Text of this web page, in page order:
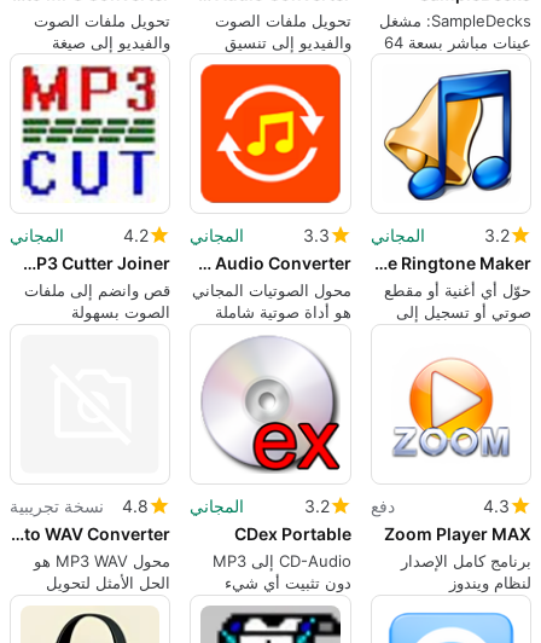
SampleDecks: مشغل
عينات مباشر بسعة 64
فتحة للدي جي
والمذيعين
تحويل ملفات الصوت
والفيديو إلى تنسيق
MP3 و AAC بسهولة
تحويل ملفات الصوت
والفيديو إلى صيغة
MP3/AAC
3.2
المجاني
Free Ringtone Maker
حوّل أي أغنية أو مقطع
صوتي أو تسجيل إلى
نغمة رنين فريدة في
بضع نقرات فقط
3.3
المجاني
DVDVideoMedia Free Audio Converter
محول الصوتيات المجاني
هو أداة صوتية شاملة
وعالية الكفاءة
4.2
المجاني
Free MP3 Cutter Joiner
قص وانضم إلى ملفات
الصوت بسهولة
4.3
دفع
Zoom Player MAX
برنامج كامل الإصدار
لنظام ويندوز
3.2
المجاني
CDex Portable
CD-Audio إلى MP3
دون تثبيت أي شيء
4.8
نسخة تجريبية
MP3 to WAV Converter
محول MP3 WAV هو
الحل الأمثل لتحويل
الدُفعات ...